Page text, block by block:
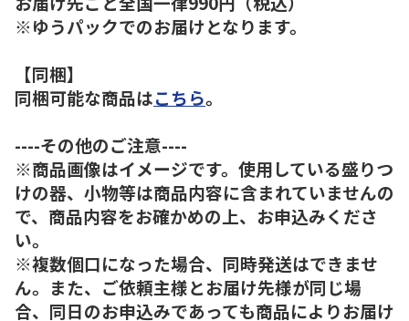
※ゆうパックでのお届けとなります。
【同梱】
同梱可能な商品はこちら。
----その他のご注意----
※商品画像はイメージです。使用している盛りつ
けの器、小物等は商品内容に含まれていませんの
で、商品内容をお確かめの上、お申込みくださ
い。
※複数個口になった場合、同時発送はできませ
ん。また、ご依頼主様とお届け先様が同じ場
合、同日のお申込みであっても商品によりお届け